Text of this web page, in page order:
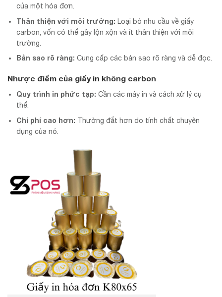
của một hóa đơn.
Thân thiện với môi trường: Loại bỏ nhu cầu về giấy
carbon, vốn có thể gây lộn xộn và ít thân thiện với môi
trường.
Bản sao rõ ràng: Cung cấp các bản sao rõ ràng và dễ đọc.
Nhược điểm của giấy in không carbon
Quy trình in phức tạp: Cần các máy in và cách xử lý cụ
thể.
Chi phí cao hơn: Thường đắt hơn do tính chất chuyên
dụng của nó.